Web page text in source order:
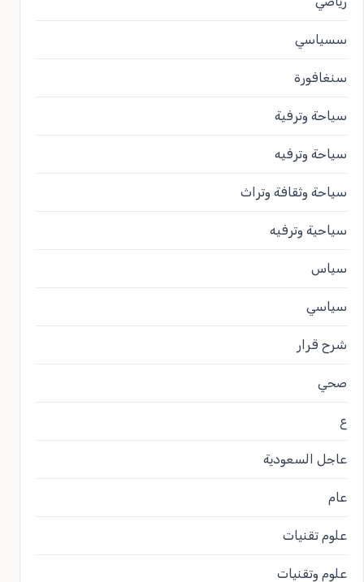
سسياسي
سنغافورة
سياحة وترفية
سياحة وترفيه
سياحة وثقافة وتراث
سياحية وترفيه
سياس
سياسي
شرح قرار
صحي
ع
عاجل السعودية
عام
علوم تقنيات
علوم وتقنيات